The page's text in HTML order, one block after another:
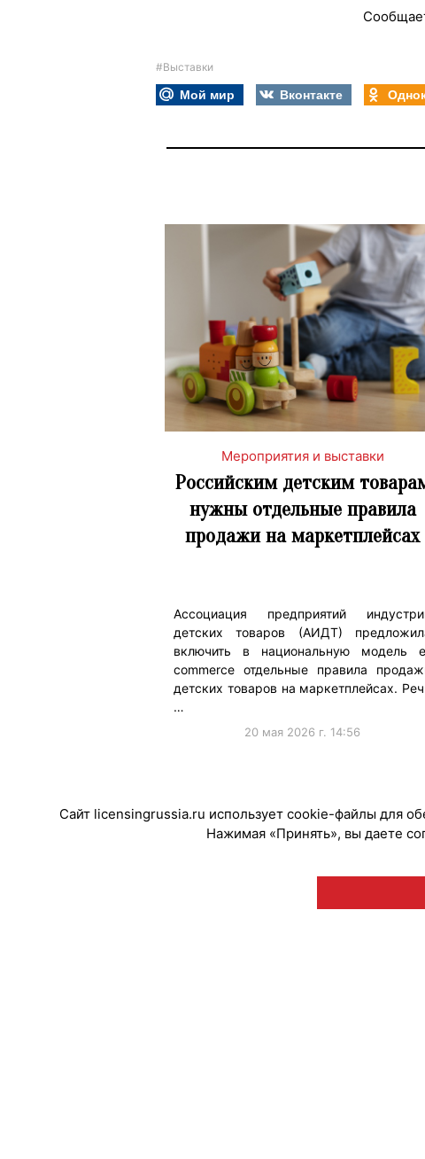
#Выставки
Мой мир Вконтакте
Мероприятия и выставки
Российским детским
нужны отдельные правила
продажи на маркетплейсах
Ассоциация предприятий
детских товаров (АИДТ)
включить в национальную модель
commerce отдельные правила
детских товаров на маркетплейсах.
…
20 мая 2026 г. 14:56
©
Сайт licensingrussia.ru использует cookie-файлы для
Нажимая «Принять», вы даете